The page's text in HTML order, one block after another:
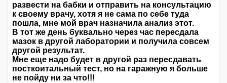
развести на бабки и отправить на консультацию
к своему врачу, хотя я не сама по себе туда
пошла, мне мой врач назначила анализ этот.
В тот же день буквально через час пересдала
мазок в другой лаборатории и получила совсем
другой результат.
Мне еще надо будет в другой раз пересдавать
посткоитальный тест, но на гаражную я больше
не пойду ни за что!!!